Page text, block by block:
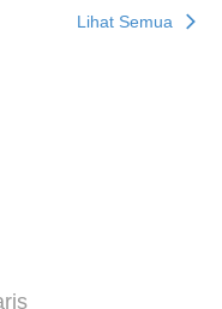
Sekarang Bayar Kemudian
mesej
SMS pembayaran
tolak aplikasi
untuk pesanan
Lihat Semua